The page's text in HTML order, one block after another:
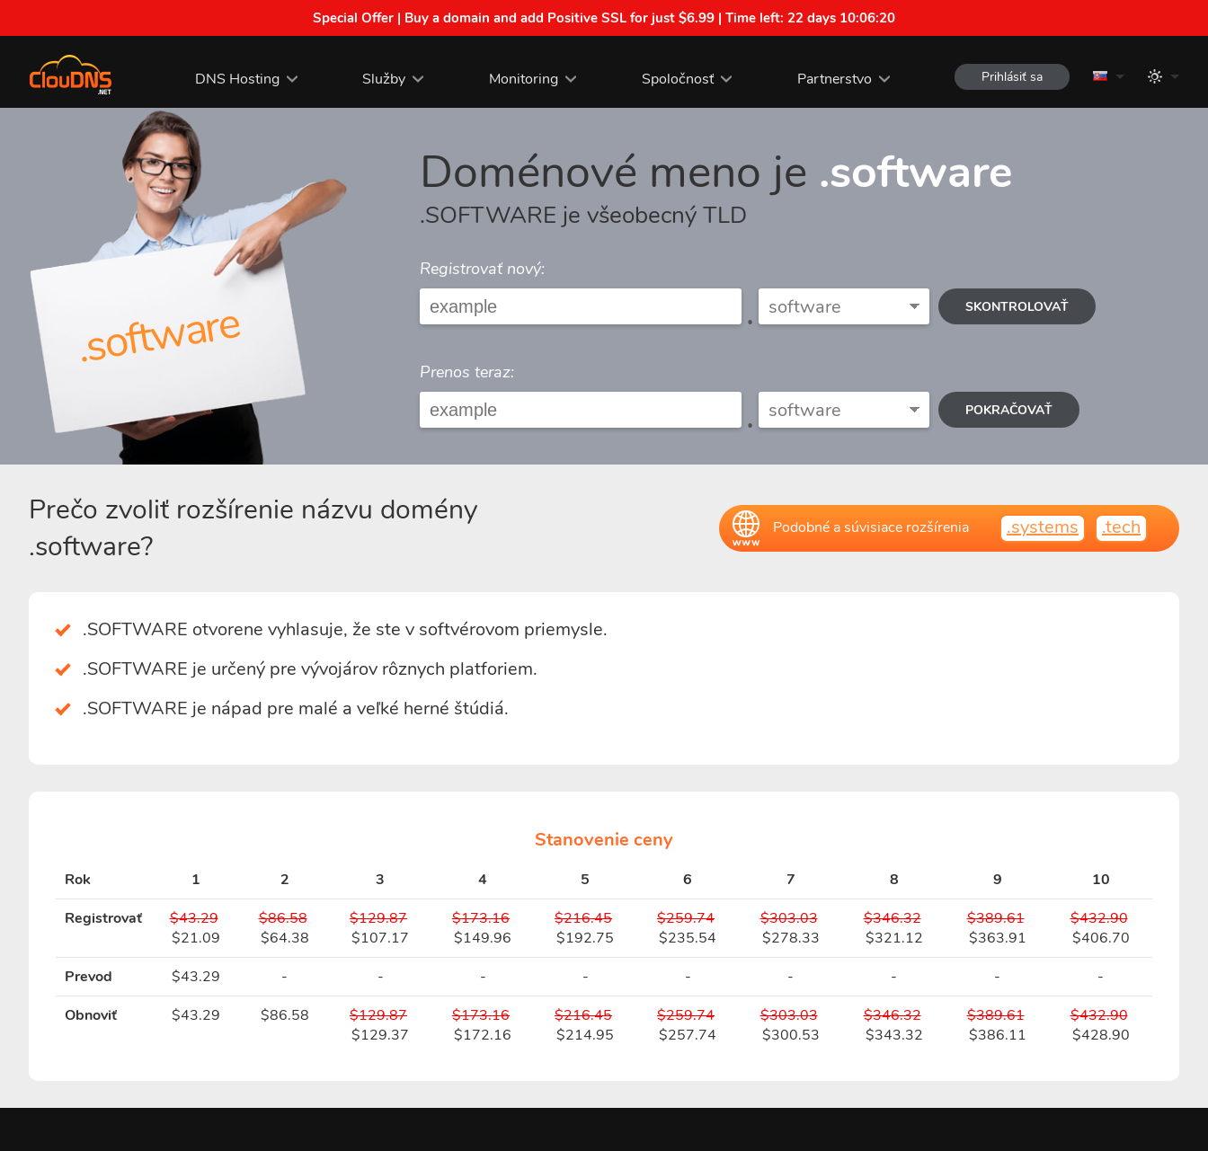
Special Offer | Buy a domain and add Positive SSL for just $6.99 | Time left: 22 days 10:06:19
DNS Hosting Služby Monitoring Spoločnosť Partnerstvo Prihlásiť sa
.software
Doménové meno je .software
.SOFTWARE je všeobecný TLD
Registrovať nový:
. SKONTROLOVAŤ
Prenos teraz:
. POKRAČOVAŤ
Prečo zvoliť rozšírenie názvu domény
.software?
Podobné a súvisiace rozšírenia .systems .tech
.SOFTWARE otvorene vyhlasuje, že ste v softvérovom priemysle.
.SOFTWARE je určený pre vývojárov rôznych platforiem.
.SOFTWARE je nápad pre malé a veľké herné štúdiá.
Stanovenie ceny
Rok 1 2 3 4 5 6 7 8 9
10
Registrovať
$43.29
$21.09
$86.58
$64.38
$129.87
$107.17
$173.16
$149.96
$216.45
$192.75
$259.74
$235.54
$303.03
$278.33
$346.32
$321.12
$389.61
$363.91
$432.90
$406.70
Prevod
$43.29 - - - - - - - -
-
Obnoviť
$43.29 $86.58
$129.87
$129.37
$173.16
$172.16
$216.45
$214.95
$259.74
$257.74
$303.03
$300.53
$346.32
$343.32
$389.61
$386.11
$432.90
$428.90